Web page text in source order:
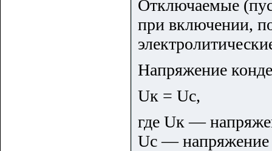
Отключаемые
при включении,
Напряжение
Uк = Uc,
где Uк —
Uc — напряжение